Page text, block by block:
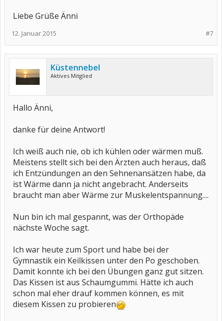
Liebe Grüße Änni
#7
12. Januar 2015
Küstennebel
Aktives Mitglied
Hallo Änni,
danke für deine Antwort!
Ich weiß auch nie, ob ich kühlen oder wärmen muß.
Meistens stellt sich bei den Ärzten auch heraus, daß
ich Entzündungen an den Sehnenansätzen habe, da
ist Wärme dann ja nicht angebracht. Anderseits
braucht man aber Wärme zur Muskelentspannung....
Nun bin ich mal gespannt, was der Orthopäde
nächste Woche sagt.
Ich war heute zum Sport und habe bei der
Gymnastik ein Keilkissen unter den Po geschoben.
Damit konnte ich bei den Übungen ganz gut sitzen.
Das Kissen ist aus Schaumgummi. Hätte ich auch
schon mal eher drauf kommen können, es mit
diesem Kissen zu probieren